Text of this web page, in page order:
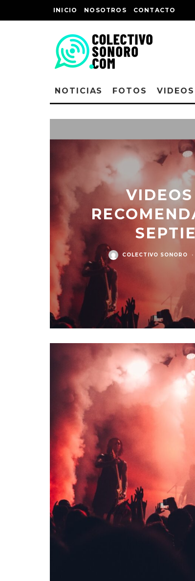
INICIO NOSOTROS CONTACTO
NOTICIAS FOTOS VIDEOS
COLECTIVO SONORO ·